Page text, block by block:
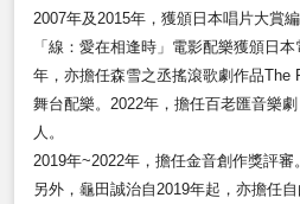
2007年及2015年，獲頒日本唱片大賞
「線：愛在相逢時」電影配樂獲頒日
年，亦擔任森雪之丞搖滾歌劇作品The
舞台配樂。2022年，擔任百老匯音樂
人。
2019年~2022年，擔任金音創作獎評審。
另外，龜田誠治自2019年起，亦擔任